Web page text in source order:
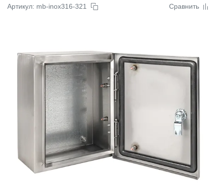
Артикул: mb-inox316-321 Сравнить